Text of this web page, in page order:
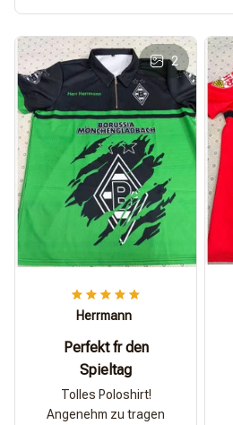
2
Herrmann
Perfekt fr den
Spieltag
Tolles Poloshirt!
Angenehm zu tragen